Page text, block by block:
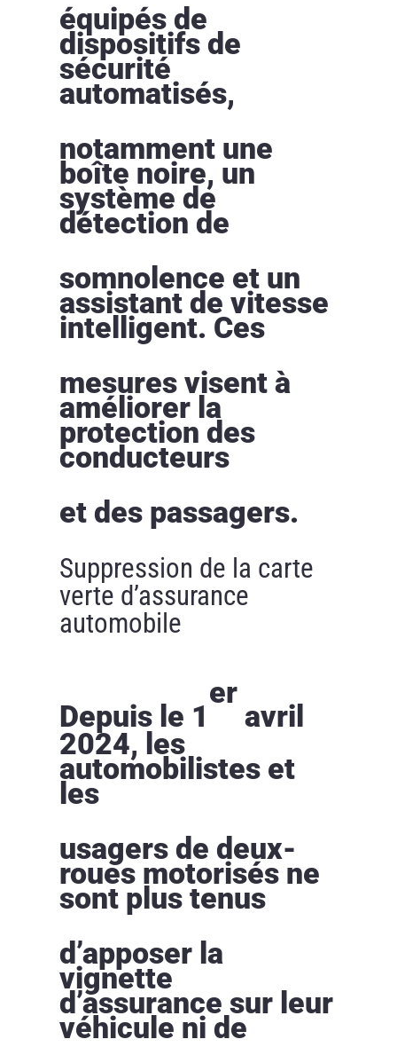
équipés de
dispositifs de
sécurité
automatisés,
notamment une
boîte noire, un
système de
détection de
somnolence et un
assistant de vitesse
intelligent. Ces
mesures visent à
améliorer la
protection des
conducteurs
et des passagers.
Suppression de la carte
verte d’assurance
automobile
Depuis le 1
er
avril
2024, les
automobilistes et
les
usagers de deux-
roues motorisés ne
sont plus tenus
d’apposer la
vignette
d’assurance sur leur
véhicule ni de